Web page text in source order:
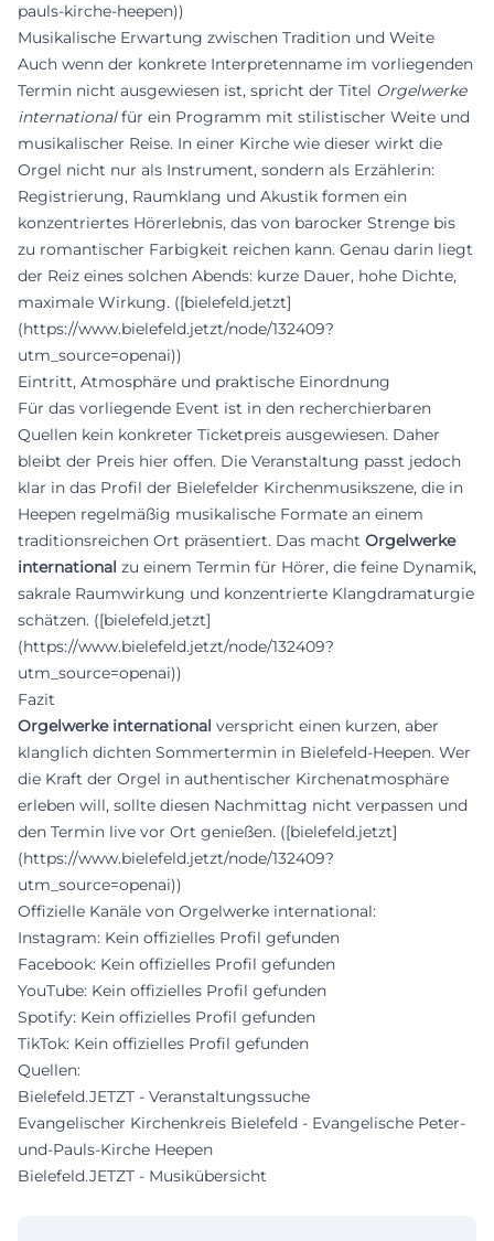
pauls-kirche-heepen))
Musikalische Erwartung zwischen Tradition und Weite
Auch wenn der konkrete Interpretenname im vorliegenden
Termin nicht ausgewiesen ist, spricht der Titel Orgelwerke
internationalfür ein Programm mit stilistischer Weite und
musikalischer Reise. In einer Kirche wie dieser wirkt die
Orgel nicht nur als Instrument, sondern als Erzählerin:
Registrierung, Raumklang und Akustik formen ein
konzentriertes Hörerlebnis, das von barocker Strenge bis
zu romantischer Farbigkeit reichen kann. Genau darin liegt
der Reiz eines solchen Abends: kurze Dauer, hohe Dichte,
maximale Wirkung. ([bielefeld.jetzt]
(https://www.bielefeld.jetzt/node/132409?
utm_source=openai))
Eintritt, Atmosphäre und praktische Einordnung
Für das vorliegende Event ist in den recherchierbaren
Quellen kein konkreter Ticketpreis ausgewiesen. Daher
bleibt der Preis hier offen. Die Veranstaltung passt jedoch
klar in das Profil der Bielefelder Kirchenmusikszene, die in
Heepen regelmäßig musikalische Formate an einem
traditionsreichen Ort präsentiert. Das macht Orgelwerke
international zu einem Termin für Hörer, die feine Dynamik,
sakrale Raumwirkung und konzentrierte Klangdramaturgie
schätzen. ([bielefeld.jetzt]
(https://www.bielefeld.jetzt/node/132409?
utm_source=openai))
Fazit
Orgelwerke international verspricht einen kurzen, aber
klanglich dichten Sommertermin in Bielefeld-Heepen. Wer
die Kraft der Orgel in authentischer Kirchenatmosphäre
erleben will, sollte diesen Nachmittag nicht verpassen und
den Termin live vor Ort genießen. ([bielefeld.jetzt]
(https://www.bielefeld.jetzt/node/132409?
utm_source=openai))
Offizielle Kanäle von Orgelwerke international:
Instagram: Kein offizielles Profil gefunden
Facebook: Kein offizielles Profil gefunden
YouTube: Kein offizielles Profil gefunden
Spotify: Kein offizielles Profil gefunden
TikTok: Kein offizielles Profil gefunden
Quellen:
Bielefeld.JETZT - Veranstaltungssuche
Evangelischer Kirchenkreis Bielefeld - Evangelische Peter-
und-Pauls-Kirche Heepen
Bielefeld.JETZT - Musikübersicht